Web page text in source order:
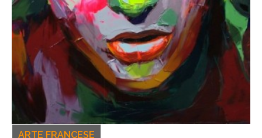
ARTE FRANCESE